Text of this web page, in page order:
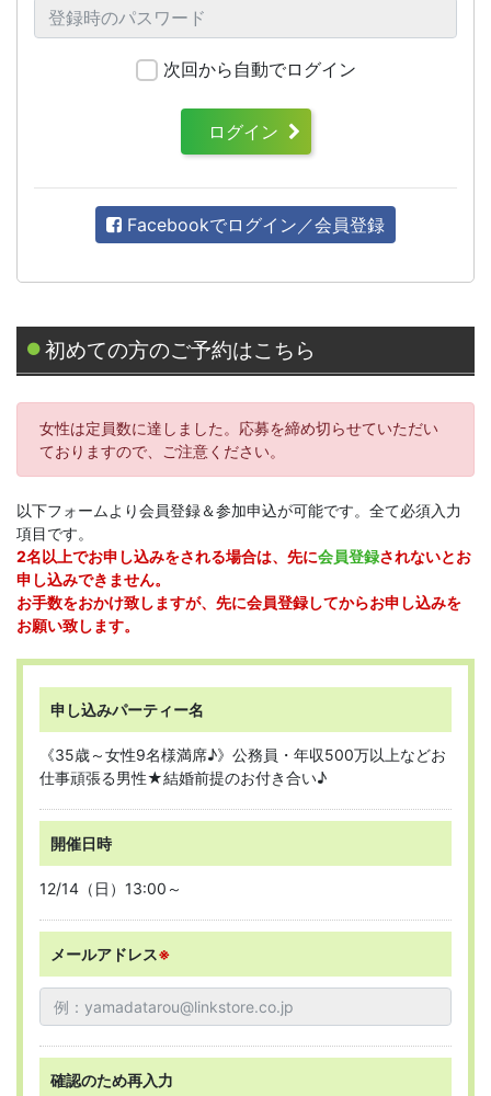
次回から自動でログイン
ログイン
Facebookでログイン／会員登録
初めての方のご予約はこちら
女性は定員数に達しました。応募を締め切らせていただい
ておりますので、ご注意ください。
以下フォームより会員登録＆参加申込が可能です。全て必須入力
項目です。
2名以上でお申し込みをされる場合は、先に会員登録されないとお
申し込みできません。
お手数をおかけ致しますが、先に会員登録してからお申し込みを
お願い致します。
申し込みパーティー名
《35歳～女性9名様満席♪》公務員・年収500万以上などお
仕事頑張る男性★結婚前提のお付き合い♪
開催日時
12/14（日）13:00～
メールアドレス※
確認のため再入力